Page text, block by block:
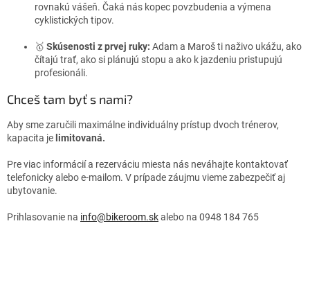
rovnakú vášeň. Čaká nás kopec povzbudenia a výmena
cyklistických tipov.
🥇 Skúsenosti z prvej ruky: Adam a Maroš ti naživo ukážu, ako
čítajú trať, ako si plánujú stopu a ako k jazdeniu pristupujú
profesionáli.
Chceš tam byť s nami?
Aby sme zaručili maximálne individuálny prístup dvoch trénerov,
kapacita je limitovaná.
Pre viac informácií a rezerváciu miesta nás neváhajte kontaktovať
telefonicky alebo e-mailom. V prípade záujmu vieme zabezpečiť aj
ubytovanie.
Prihlasovanie na info@bikeroom.skalebo na 0948 184 765